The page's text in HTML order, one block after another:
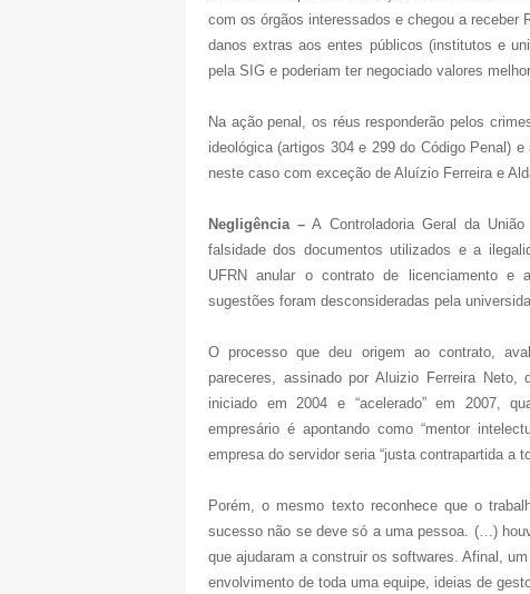
com os órgãos interessados e chegou a
danos extras aos entes públicos (institutos e
pela SIG e poderiam ter negociado valores
Na ação penal, os réus responderão pelos
ideológica (artigos 304 e 299 do Código Penal)
neste caso com exceção de Aluízio Ferreira e
Negligência – A Controladoria Geral da
falsidade dos documentos utilizados e a
UFRN anular o contrato de licenciamento e
sugestões foram desconsideradas pela
O processo que deu origem ao contrato,
pareceres, assinado por Aluizio Ferreira
iniciado em 2004 e “acelerado” em 2007,
empresário é apontando como “mentor
empresa do servidor seria “justa contrapartida a
Porém, o mesmo texto reconhece que o
sucesso não se deve só a uma pessoa. (…)
que ajudaram a construir os softwares. Afinal,
envolvimento de toda uma equipe, ideias de